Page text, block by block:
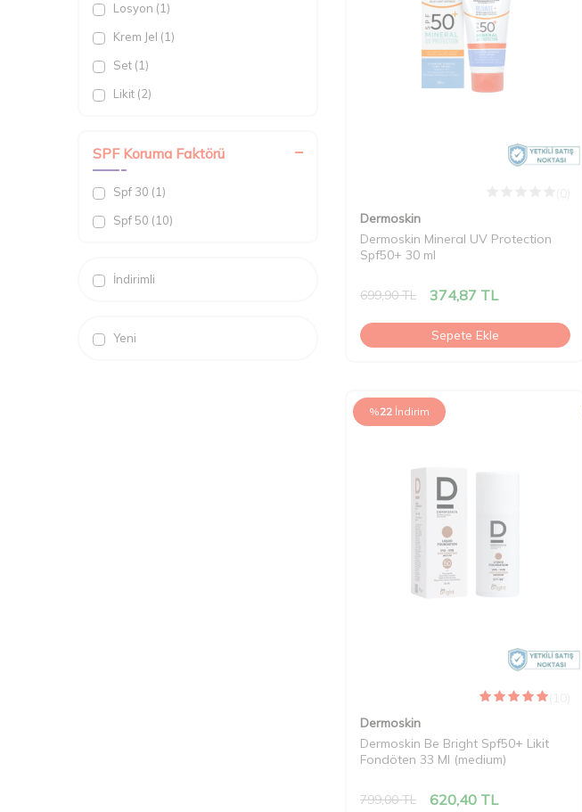
Yüz Nemlendirici (4)
Losyon (1)
Krem Jel (1)
Set (1)
Likit (2)
SPF Koruma Faktörü
Spf 30 (1)
Spf 50 (10)
İndirimli
Yeni
Dermoskin
Dermoskin Mineral UV Protection
Spf50+ 30 ml
699,90TL 374,87 TL
Sepete Ekle
%22 İndirim
(10)
Dermoskin
Dermoskin Be Bright Spf50+ Likit
Fondöten 33 Ml (medium)
799,00TL 620,40 TL